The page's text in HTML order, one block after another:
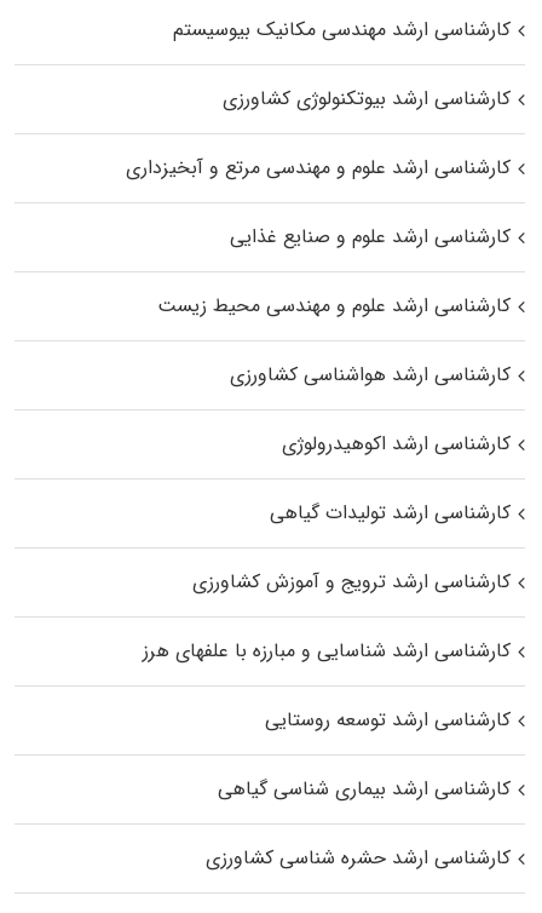
کارشناسی ارشد مهندسی مکانیک بیوسیستم
کارشناسی ارشد بیوتکنولوژی کشاورزی
کارشناسی ارشد علوم و مهندسی مرتع و آبخیزداری
کارشناسی ارشد علوم و صنایع غذایی
کارشناسی ارشد علوم و مهندسی محیط زیست
کارشناسی ارشد هواشناسی کشاورزی
کارشناسی ارشد اکوهیدرولوژی
کارشناسی ارشد تولیدات گیاهی
کارشناسی ارشد ترویج و آموزش کشاورزی
کارشناسی ارشد شناسایی و مبارزه با علفهای هرز
کارشناسی ارشد توسعه روستایی
کارشناسی ارشد بیماری‌ شناسی گیاهی
کارشناسی ارشد حشره‌ شناسی کشاورزی